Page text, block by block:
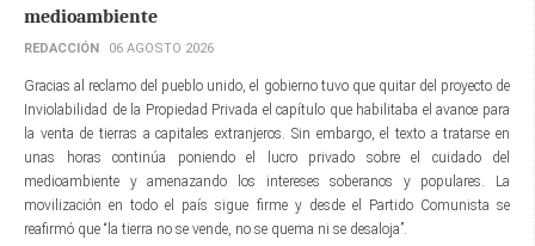
medioambiente
REDACCIÓN 06 AGOSTO 2026
Gracias al reclamo del pueblo unido, el gobierno tuvo que quitar del proyecto de
Inviolabilidad de la Propiedad Privada el capítulo que habilitaba el avance para
la venta de tierras a capitales extranjeros. Sin embargo, el texto a tratarse en
unas horas continúa poniendo el lucro privado sobre el cuidado del
medioambiente y amenazando los intereses soberanos y populares. La
movilización en todo el país sigue firme y desde el Partido Comunista se
reafirmó que “la tierra no se vende, no se quema ni se desaloja”.